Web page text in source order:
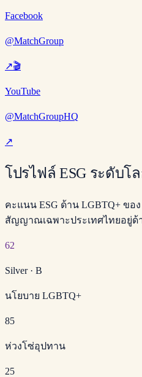
Facebook
@MatchGroup
↗🎬
YouTube
@MatchGroupHQ
↗
โปรไฟล์ ESG ระดับโ
คะแนน ESG ด้าน LGBTQ+ ขอ
สัญญาณเฉพาะประเทศไทยอยู่ด้
62
Silver· B
นโยบาย LGBTQ+
85
ห่วงโซ่อุปทาน
25